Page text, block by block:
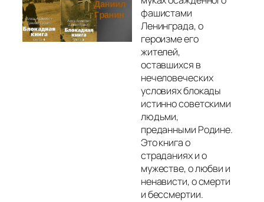
фашистами
Ленинграда, о
героизме его
жителей,
оставшихся в
нечеловеческих
условиях блокады
истинно советскими
людьми,
преданными Родине.
Это книга о
страданиях и о
мужестве, о любви и
ненависти, о смерти
и бессмертии.